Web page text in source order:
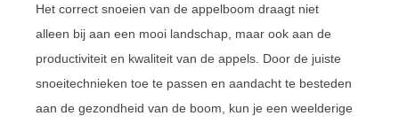
Het correct snoeien van de appelboom draagt niet
alleen bij aan een mooi landschap, maar ook aan de
productiviteit en kwaliteit van de appels. Door de juiste
snoeitechnieken toe te passen en aandacht te besteden
aan de gezondheid van de boom, kun je een weelderige